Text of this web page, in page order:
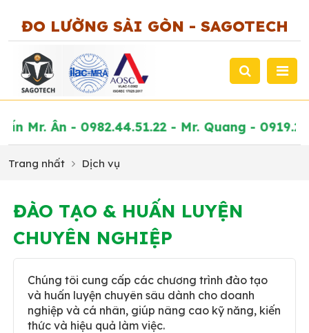
ĐO LƯỜNG SÀI GÒN - SAGOTECH
Vấn Mr. Ân - 0982.44.51.22 - Mr. Quang -
Trang nhất Dịch vụ
ĐÀO TẠO & HUẤN LUYỆN
CHUYÊN NGHIỆP
Chúng tôi cung cấp các chương trình đào tạo
và huấn luyện chuyên sâu dành cho doanh
nghiệp và cá nhân, giúp nâng cao kỹ năng, kiến
thức và hiệu quả làm việc.